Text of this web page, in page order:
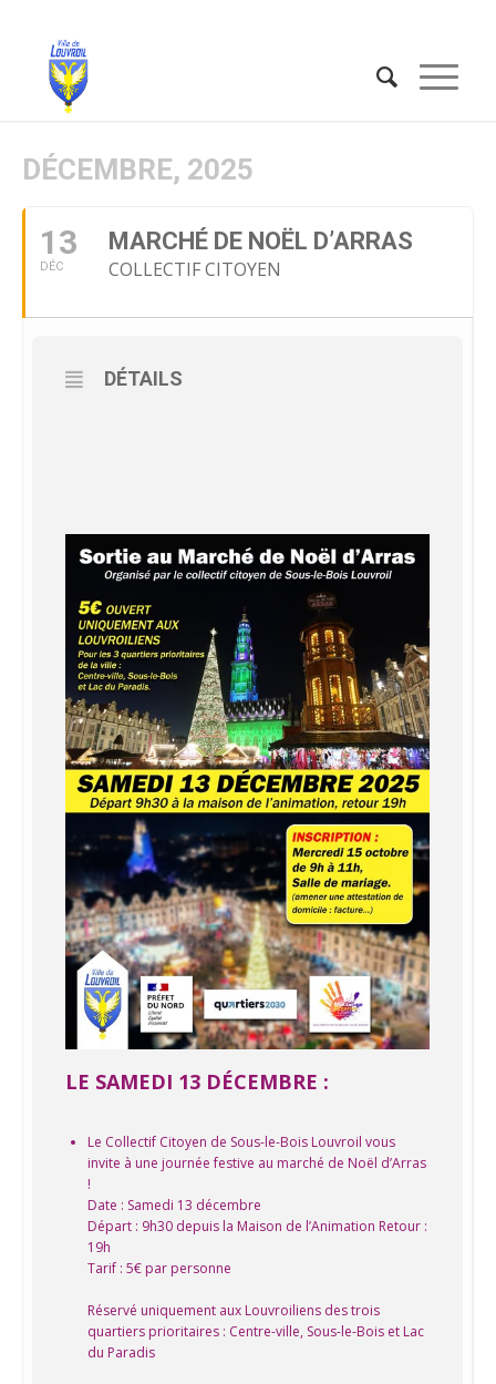
DÉCEMBRE, 2025
13
DÉC
MARCHÉ DE NOËL D’ARRAS
COLLECTIF CITOYEN
DÉTAILS
LE SAMEDI 13 DÉCEMBRE :
Le Collectif Citoyen de Sous-le-Bois Louvroil vous
invite à une journée festive au marché de Noël d’Arras
!
Date : Samedi 13 décembre
Départ : 9h30 depuis la Maison de l’Animation Retour :
19h
Tarif : 5€ par personne
Réservé uniquement aux Louvroiliens des trois
quartiers prioritaires : Centre-ville, Sous-le-Bois et Lac
du Paradis